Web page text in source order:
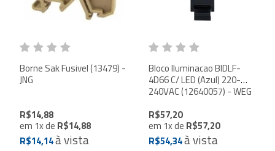
Borne Sak Fusivel (13479) -
JNG
R$14,88
em 1xde R$14,88
R$14,14à vista
Bloco Iluminacao BIDLF-
4D66 C/ LED (Azul) 220-
240VAC (12640057) - WEG
R$57,20
em 1xde R$57,20
R$54,34à vista